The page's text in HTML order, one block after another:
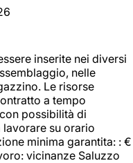
inserite nei diversi
nelle
Le risorse
a tempo
possibilità di
su orario
minima garantita: : €
vicinanze Saluzzo